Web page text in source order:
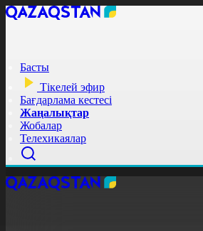
Басты
Тікелей эфир
Бағдарлама кестесі
Жаңалықтар
Жобалар
Телехикаялар